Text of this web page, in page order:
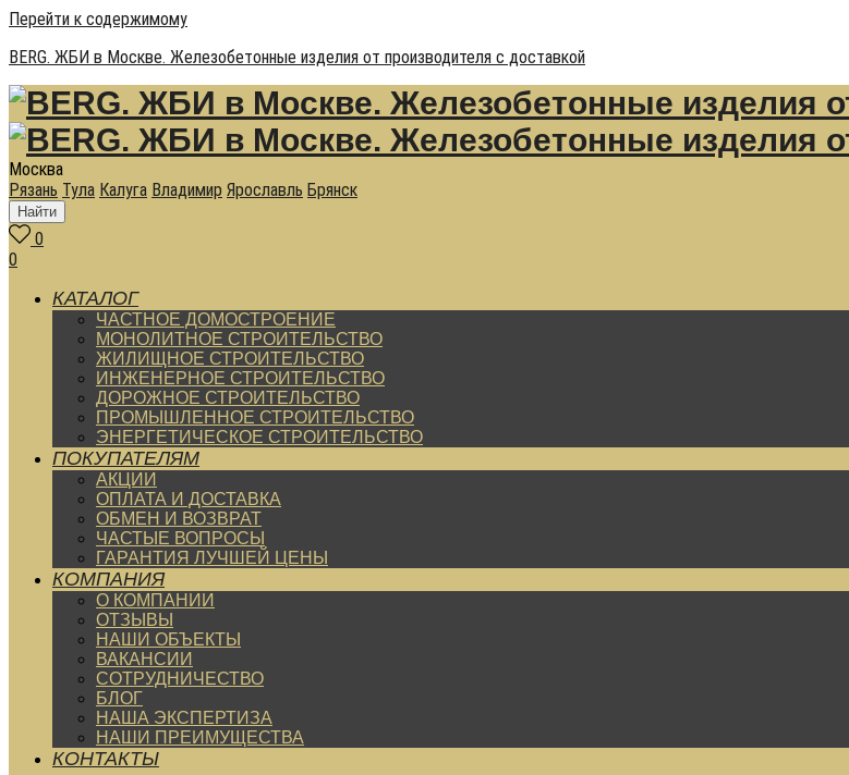
Перейти к содержимому
BERG. ЖБИ в Москве. Железобетонные изделия от производителя с доставкой
Москва
Рязань Тула Калуга Владимир Ярославль Брянск
Найти
0
0
КАТАЛОГ
ЧАСТНОЕ ДОМОСТРОЕНИЕ
МОНОЛИТНОЕ СТРОИТЕЛЬСТВО
ЖИЛИЩНОЕ СТРОИТЕЛЬСТВО
ИНЖЕНЕРНОЕ СТРОИТЕЛЬСТВО
ДОРОЖНОЕ СТРОИТЕЛЬСТВО
ПРОМЫШЛЕННОЕ СТРОИТЕЛЬСТВО
ЭНЕРГЕТИЧЕСКОЕ СТРОИТЕЛЬСТВО
ПОКУПАТЕЛЯМ
АКЦИИ
ОПЛАТА И ДОСТАВКА
ОБМЕН И ВОЗВРАТ
ЧАСТЫЕ ВОПРОСЫ
ГАРАНТИЯ ЛУЧШЕЙ ЦЕНЫ
КОМПАНИЯ
О КОМПАНИИ
ОТЗЫВЫ
НАШИ ОБЪЕКТЫ
ВАКАНСИИ
СОТРУДНИЧЕСТВО
БЛОГ
НАША ЭКСПЕРТИЗА
НАШИ ПРЕИМУЩЕСТВА
КОНТАКТЫ